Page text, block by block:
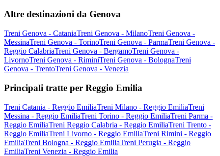
Altre destinazioni da Genova
Treni Genova - CataniaTreni Genova - MilanoTreni Genova -
MessinaTreni Genova - TorinoTreni Genova - ParmaTreni Genova -
Reggio CalabriaTreni Genova - BergamoTreni Genova -
LivornoTreni Genova - RiminiTreni Genova - BolognaTreni
Genova - TrentoTreni Genova - Venezia
Principali tratte per Reggio Emilia
Treni Catania - Reggio EmiliaTreni Milano - Reggio EmiliaTreni
Messina - Reggio EmiliaTreni Torino - Reggio EmiliaTreni Parma -
Reggio EmiliaTreni Reggio Calabria - Reggio EmiliaTreni Trento -
Reggio EmiliaTreni Livorno - Reggio EmiliaTreni Rimini - Reggio
EmiliaTreni Bologna - Reggio EmiliaTreni Perugia - Reggio
EmiliaTreni Venezia - Reggio Emilia